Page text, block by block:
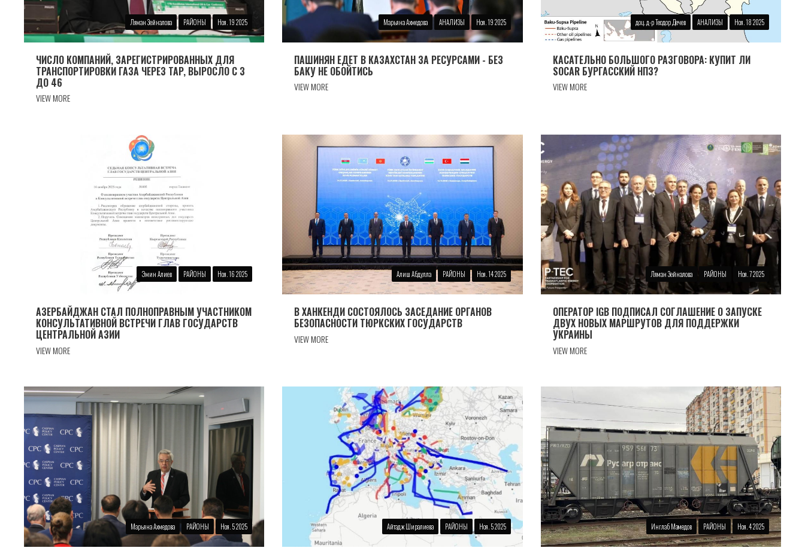
Ляман Зейналова РАЙОНЫ Ноя. 19 2025
ЧИСЛО КОМПАНИЙ, ЗАРЕГИСТРИРОВАННЫХ ДЛЯ
ТРАНСПОРТИРОВКИ ГАЗА ЧЕРЕЗ TAP, ВЫРОСЛО С 3
ДО 46
VIEW MORE
Марьяна Ахмедова АНАЛИЗЫ Ноя. 19 2025
ПАШИНЯН ЕДЕТ В КАЗАХСТАН ЗА РЕСУРСАМИ - БЕЗ
БАКУ НЕ ОБОЙТИСЬ
VIEW MORE
доц. д-р Теодор Дечев АНАЛИЗЫ Ноя. 18 2025
КАСАТЕЛЬНО БОЛЬШОГО РАЗГОВОРА: КУПИТ ЛИ
SOCAR БУРГАССКИЙ НПЗ?
VIEW MORE
Эмин Алиев РАЙОНЫ Ноя. 16 2025
АЗЕРБАЙДЖАН СТАЛ ПОЛНОПРАВНЫМ УЧАСТНИКОМ
КОНСУЛЬТАТИВНОЙ ВСТРЕЧИ ГЛАВ ГОСУДАРСТВ
ЦЕНТРАЛЬНОЙ АЗИИ
VIEW MORE
Алиш Абдулла РАЙОНЫ Ноя. 14 2025
В ХАНКЕНДИ СОСТОЯЛОСЬ ЗАСЕДАНИЕ ОРГАНОВ
БЕЗОПАСНОСТИ ТЮРКСКИХ ГОСУДАРСТВ
VIEW MORE
Ляман Зейналова РАЙОНЫ Ноя. 7 2025
ОПЕРАТОР IGB ПОДПИСАЛ СОГЛАШЕНИЕ О ЗАПУСКЕ
ДВУХ НОВЫХ МАРШРУТОВ ДЛЯ ПОДДЕРЖКИ
УКРАИНЫ
VIEW MORE
Марьяна Ахмедова РАЙОНЫ Ноя. 5 2025 Айтадж Ширалиева РАЙОНЫ Ноя. 5 2025 Инглаб Мамедов РАЙОНЫ Ноя. 4 2025